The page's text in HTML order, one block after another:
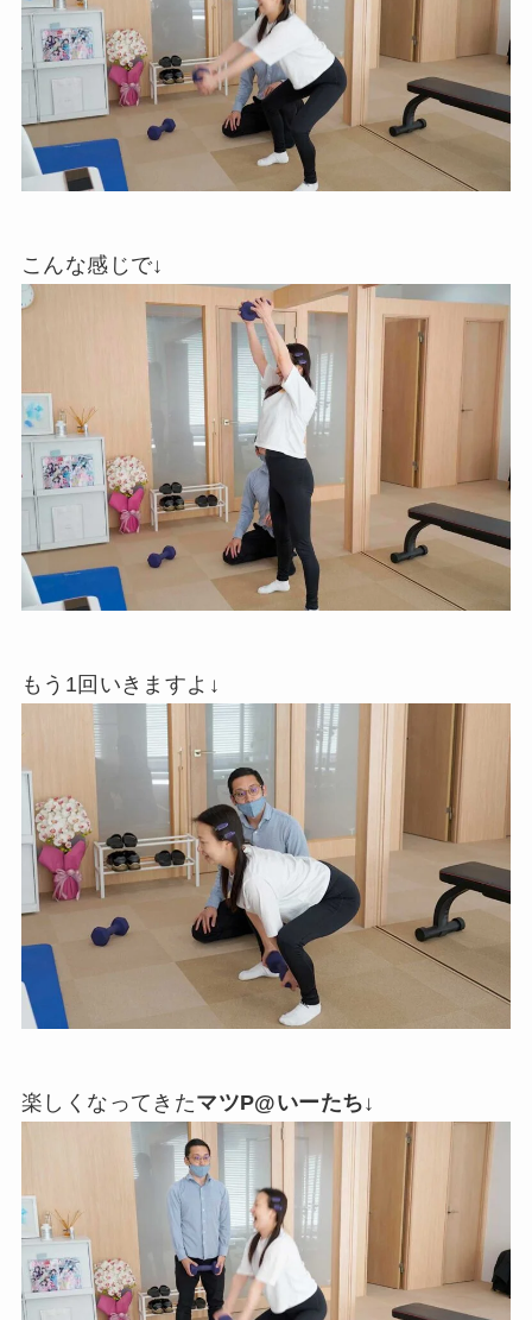
こんな感じで↓
もう1回いきますよ↓
楽しくなってきたマツP@いーたち↓